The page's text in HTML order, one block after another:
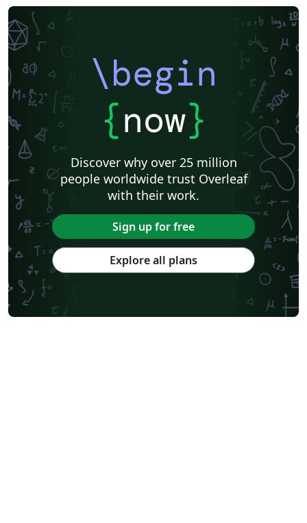
\begin
{now}
Discover why over 25 million
people worldwide trust Overleaf
with their work.
Sign up for free
Explore all plans